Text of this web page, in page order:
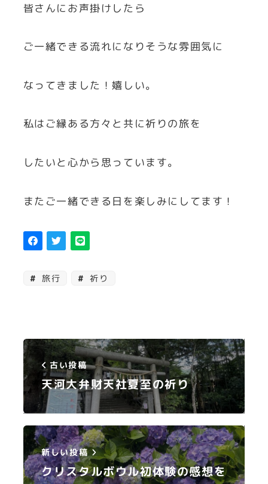
皆さんにお声掛けしたら
ご一緒できる流れになりそうな雰囲気に
なってきました！嬉しい。
私はご縁ある方々と共に祈りの旅を
したいと心から思っています。
またご一緒できる日を楽しみにしてます！
旅行 祈り
古い投稿
天河大弁財天社夏至の祈り
新しい投稿
クリスタルボウル初体験の感想を